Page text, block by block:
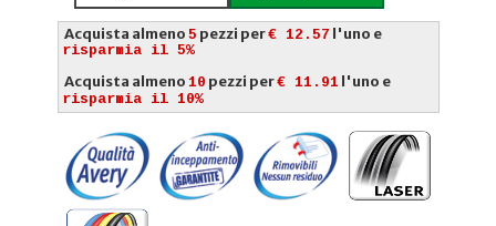
Acquista almeno 5 pezzi per€ 12.57 l'uno e
risparmia il 5%
Acquista almeno 10 pezzi per€ 11.91 l'uno e
risparmia il 10%